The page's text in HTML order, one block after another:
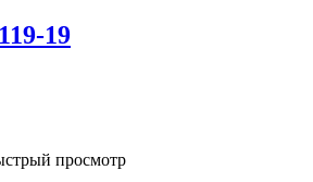
19
просмотр